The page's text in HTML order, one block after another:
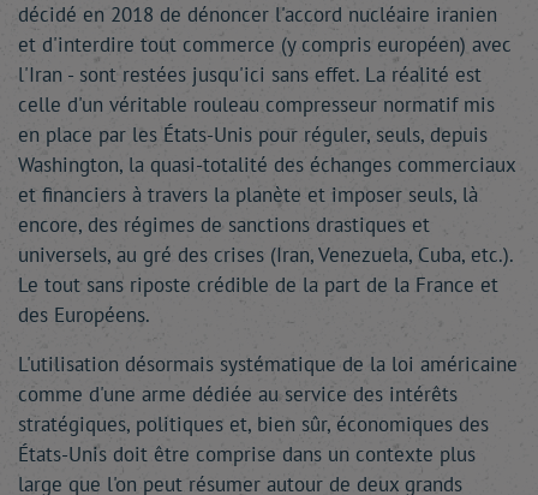
décidé en 2018 de dénoncer l'accord nucléaire iranien
et d'interdire tout commerce (y compris européen) avec
l'Iran - sont restées jusqu'ici sans effet. La réalité est
celle d'un véritable rouleau compresseur normatif mis
en place par les États-Unis pour réguler, seuls, depuis
Washington, la quasi-totalité des échanges commerciaux
et financiers à travers la planète et imposer seuls, là
encore, des régimes de sanctions drastiques et
universels, au gré des crises (Iran, Venezuela, Cuba, etc.).
Le tout sans riposte crédible de la part de la France et
des Européens.
L'utilisation désormais systématique de la loi américaine
comme d'une arme dédiée au service des intérêts
stratégiques, politiques et, bien sûr, économiques des
États-Unis doit être comprise dans un contexte plus
large que l'on peut résumer autour de deux grands